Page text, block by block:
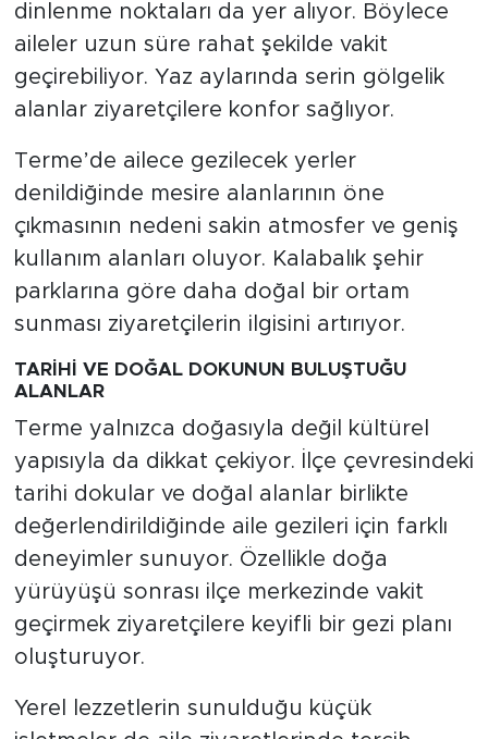
dinlenme noktaları da yer alıyor. Böylece
aileler uzun süre rahat şekilde vakit
geçirebiliyor. Yaz aylarında serin gölgelik
alanlar ziyaretçilere konfor sağlıyor.
Terme’de ailece gezilecek yerler
denildiğinde mesire alanlarının öne
çıkmasının nedeni sakin atmosfer ve geniş
kullanım alanları oluyor. Kalabalık şehir
parklarına göre daha doğal bir ortam
sunması ziyaretçilerin ilgisini artırıyor.
TARİHİ VE DOĞAL DOKUNUN BULUŞTUĞU
ALANLAR
Terme yalnızca doğasıyla değil kültürel
yapısıyla da dikkat çekiyor. İlçe çevresindeki
tarihi dokular ve doğal alanlar birlikte
değerlendirildiğinde aile gezileri için farklı
deneyimler sunuyor. Özellikle doğa
yürüyüşü sonrası ilçe merkezinde vakit
geçirmek ziyaretçilere keyifli bir gezi planı
oluşturuyor.
Yerel lezzetlerin sunulduğu küçük